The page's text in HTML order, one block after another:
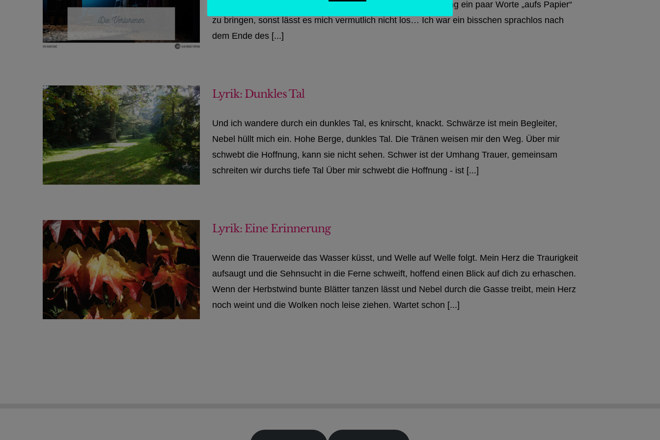
da bin ich mir nicht sicher… Aber irgendwie ist in mir der Drang ein paar Worte „aufs Papier“
zu bringen, sonst lässt es mich vermutlich nicht los… Ich war ein bisschen sprachlos nach
dem Ende des [...]
Lyrik: Dunkles Tal
Und ich wandere durch ein dunkles Tal, es knirscht, knackt. Schwärze ist mein Begleiter,
Nebel hüllt mich ein. Hohe Berge, dunkles Tal. Die Tränen weisen mir den Weg. Über mir
schwebt die Hoffnung, kann sie nicht sehen. Schwer ist der Umhang Trauer, gemeinsam
schreiten wir durchs tiefe Tal Über mir schwebt die Hoffnung - ist [...]
Lyrik: Eine Erinnerung
Wenn die Trauerweide das Wasser küsst, und Welle auf Welle folgt. Mein Herz die Traurigkeit
aufsaugt und die Sehnsucht in die Ferne schweift, hoffend einen Blick auf dich zu erhaschen.
Wenn der Herbstwind bunte Blätter tanzen lässt und Nebel durch die Gasse treibt, mein Herz
noch weint und die Wolken noch leise ziehen. Wartet schon [...]